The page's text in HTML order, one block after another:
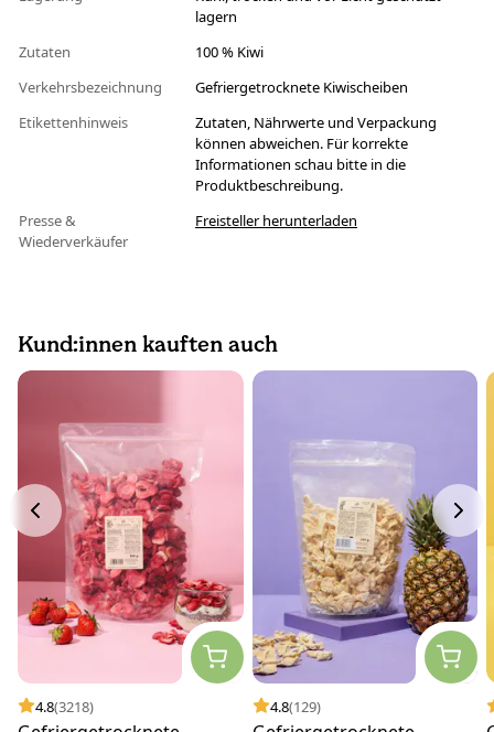
lagern
Zutaten
100 % Kiwi
Verkehrsbezeichnung
Gefriergetrocknete Kiwischeiben
Etikettenhinweis
Zutaten, Nährwerte und Verpackung
können abweichen. Für korrekte
Informationen schau bitte in die
Produktbeschreibung.
Presse &
Wiederverkäufer
Freisteller herunterladen
Kund:innen kauften auch
4.8(3218) 4.8(129)